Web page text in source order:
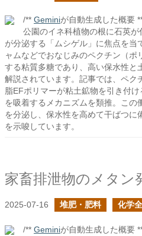
/** Geminiが自動生成した概要
公園のイネ科植物の根に石英
が分泌する「ムシゲル」に焦点を当
ャムなどでおなじみのペクチン（ポ
する粘質多糖であり、高い保水性と
解説されています。記事では、ペク
脂EFポリマーが粘土鉱物を引き付
を吸着するメカニズムを類推。この
を分泌し、保水性を高めて干ばつに
を示唆しています。
2025-07-16 堆肥・肥料 化学
/** Geminiが自動生成した概要